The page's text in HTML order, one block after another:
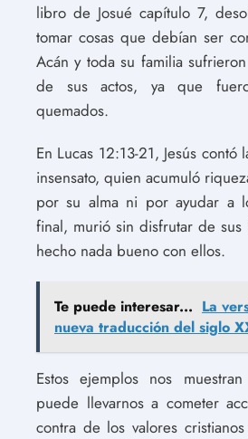
libro de Josué capítulo 7,
tomar cosas que debían ser
Acán y toda su familia
de sus actos, ya que
quemados.
En Lucas 12:13-21, Jesús
insensato, quien acumuló
por su alma ni por ayudar a
final, murió sin disfrutar de
hecho nada bueno con ellos.
Te puede interesar... La
nueva traducción del siglo
Estos ejemplos nos
puede llevarnos a cometer
contra de los valores